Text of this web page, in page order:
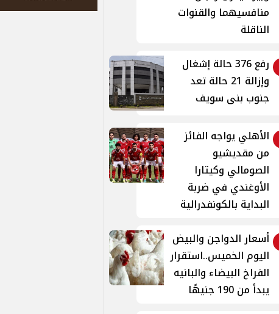
منافسيهما والقنوات
الناقلة
رفع 376 حالة إشغال
وإزالة 21 حالة تعد
جنوب بنى سويف
الأهلي يواجه الفائز
من مقديشيو
الصومالي وكيتارا
الأوغندي في ضربة
البداية بالكونفدرالية
أسعار الدواجن والبيض
اليوم الخميس..استقرار
الفراخ البيضاء والبانيه
يبدأ من 190 جنيهًا